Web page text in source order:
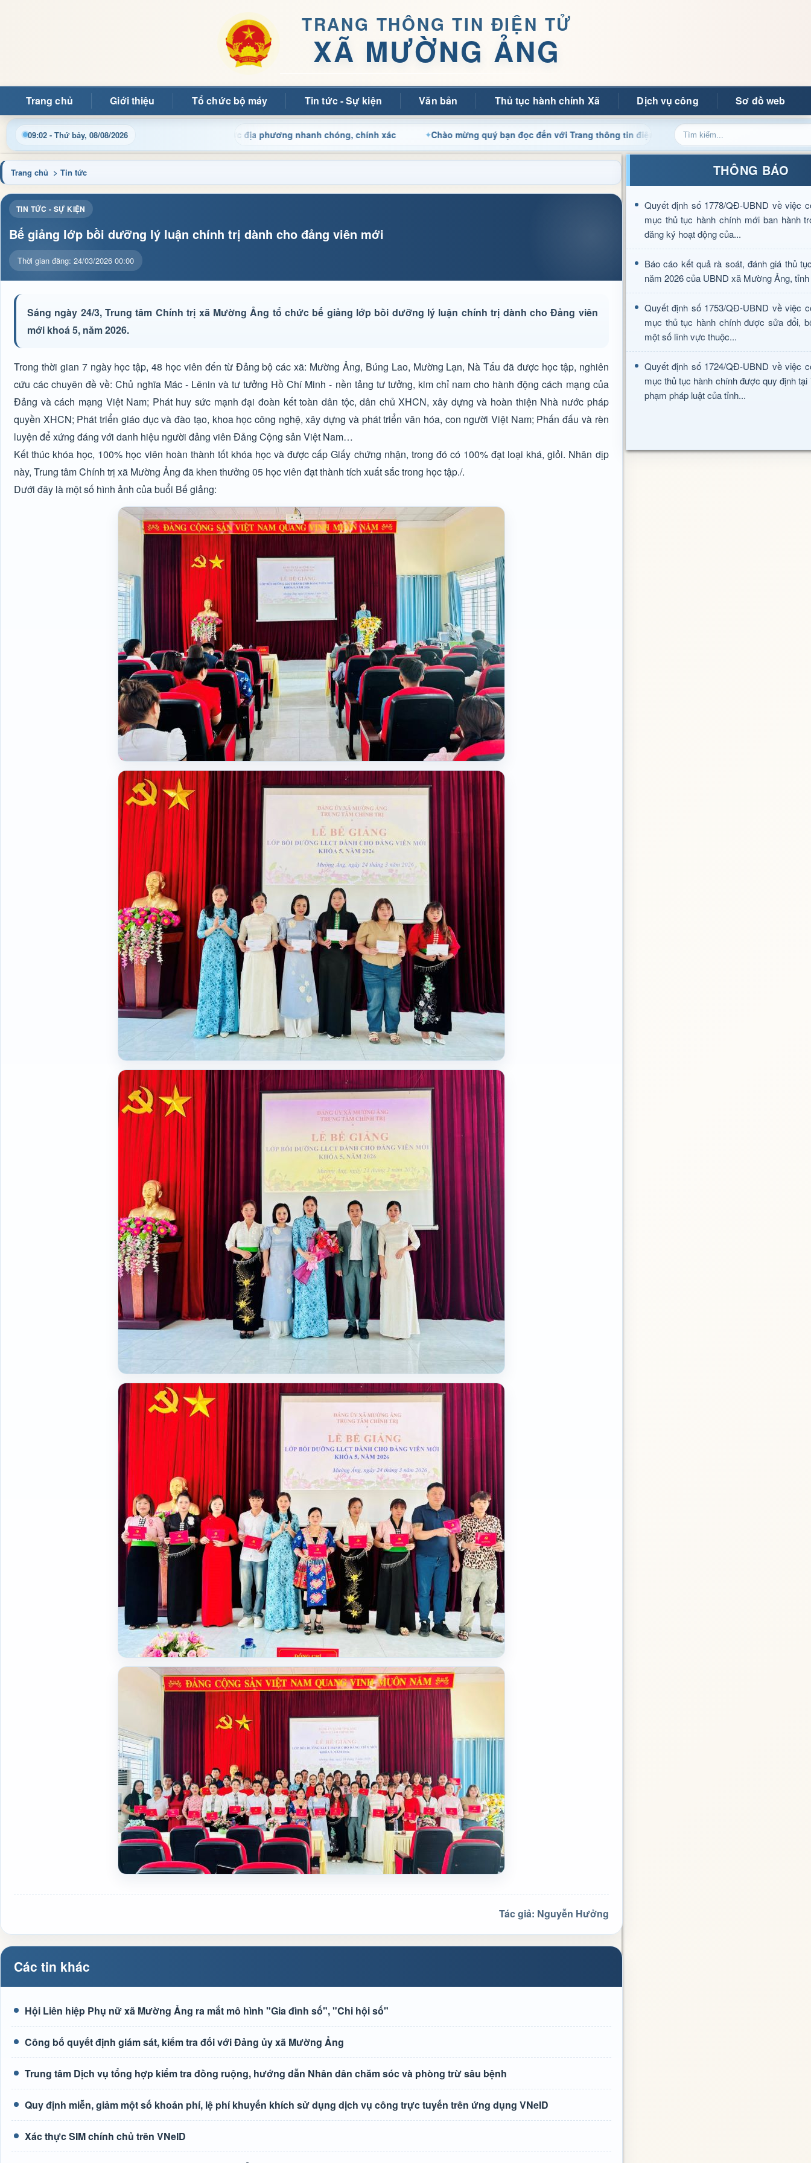
TRANG THÔNG TIN ĐIỆN TỬ
XÃ MƯỜNG ẢNG
Trang chủ Giới thiệu Tổ chức bộ máy Tin tức - Sự kiện Văn bản Thủ tục hành chính Xã Dịch vụ công Sơ đồ web
09:02 - Thứ bảy, 08/08/2026
tin điều hành, thủ tục hành chính và tin tức địa phương nhanh chóng, chính xác Chào mừng quý bạn đọc đến với Trang thông tin điện tử xã Mường Ảng Cập nhật thông tin
Trang chủ > Tin tức
TIN TỨC - SỰ KIỆN
Bế giảng lớp bồi dưỡng lý luận chính trị dành cho đảng viên mới
Thời gian đăng: 24/03/2026 00:00
Sáng ngày 24/3, Trung tâm Chính trị xã Mường Ảng tổ chức bế giảng lớp bồi dưỡng lý luận chính trị dành cho Đảng viên
mới khoá 5, năm 2026.
Trong thời gian 7 ngày học tập, 48 học viên đến từ Đảng bộ các xã: Mường Ảng, Búng Lao, Mường Lạn, Nà Tấu đã được học tập, nghiên
cứu các chuyên đề về: Chủ nghĩa Mác - Lênin và tư tưởng Hồ Chí Minh - nền tảng tư tưởng, kim chỉ nam cho hành động cách mạng của
Đảng và cách mạng Việt Nam; Phát huy sức mạnh đại đoàn kết toàn dân tộc, dân chủ XHCN, xây dựng và hoàn thiện Nhà nước pháp
quyền XHCN; Phát triển giáo dục và đào tạo, khoa học công nghệ, xây dựng và phát triển văn hóa, con người Việt Nam; Phấn đấu và rèn
luyện để xứng đáng với danh hiệu người đảng viên Đảng Cộng sản Việt Nam…
Kết thúc khóa học, 100% học viên hoàn thành tốt khóa học và được cấp Giấy chứng nhận, trong đó có 100% đạt loại khá, giỏi. Nhân dịp
này, Trung tâm Chính trị xã Mường Ảng đã khen thưởng 05 học viên đạt thành tích xuất sắc trong học tập./.
Dưới đây là một số hình ảnh của buổi Bế giảng:
Tác giả: Nguyễn Hưởng
Các tin khác
Hội Liên hiệp Phụ nữ xã Mường Ảng ra mắt mô hình "Gia đình số", "Chi hội số"
Công bố quyết định giám sát, kiểm tra đối với Đảng ủy xã Mường Ảng
Trung tâm Dịch vụ tổng hợp kiểm tra đồng ruộng, hướng dẫn Nhân dân chăm sóc và phòng trừ sâu bệnh
Quy định miễn, giảm một số khoản phí, lệ phí khuyến khích sử dụng dịch vụ công trực tuyến trên ứng dụng VNeID
Xác thực SIM chính chủ trên VNeID
THÔNG BÁO
Quyết định số 1778/QĐ-UBND về việc
mục thủ tục hành chính mới ban hành
đăng ký hoạt động của...
Báo cáo kết quả rà soát, đánh giá thủ
năm 2026 của UBND xã Mường Ảng,
Quyết định số 1753/QĐ-UBND về việc
mục thủ tục hành chính được sửa đổi,
một số lĩnh vực thuộc...
Quyết định số 1724/QĐ-UBND về việc
mục thủ tục hành chính được quy định tại
phạm pháp luật của tỉnh...